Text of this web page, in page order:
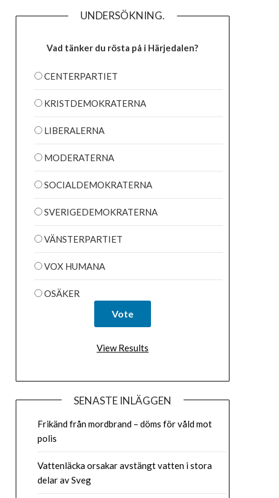
UNDERSÖKNING.
Vad tänker du rösta på i Härjedalen?
CENTERPARTIET
KRISTDEMOKRATERNA
LIBERALERNA
MODERATERNA
SOCIALDEMOKRATERNA
SVERIGEDEMOKRATERNA
VÄNSTERPARTIET
VOX HUMANA
OSÄKER
View Results
SENASTE INLÄGGEN
Frikänd från mordbrand – döms för våld mot
polis
Vattenläcka orsakar avstängt vatten i stora
delar av Sveg